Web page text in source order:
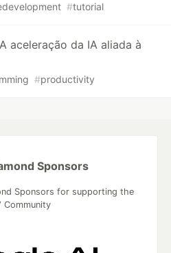
#tutorial
aceleração da IA aliada à
#productivity
Sponsors
Sponsors for supporting the
Community